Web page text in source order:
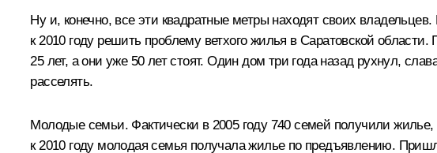
Ну и, конечно, все эти квадратные метры находят своих
к 2010 году решить проблему ветхого жилья в Саратовской
25 лет, а они уже 50 лет стоят. Один дом три года назад рухнул,
расселять.
Молодые семьи. Фактически в 2005 году 740 семей получили
к 2010 году молодая семья получала жилье по предъявлению.